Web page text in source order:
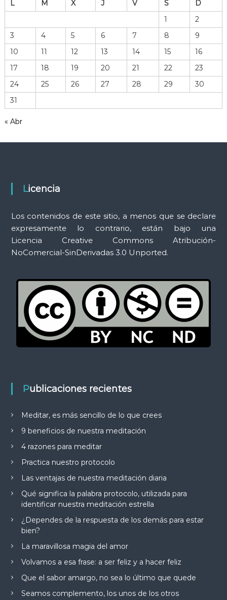
o
h
r
r
m
i
n
L M X J V S
D
1
2
3
4 5 6 7 8
9
10
11 12 13 14 15
16
17
18 19 20 21 22
23
24
25 26 27 28 29
30
31
« Abr
Licencia
Los contenidos de este sitio, a menos que se declare
expresamente lo contrario, están bajo una
Licencia Creative Commons Atribución-
NoComercial-SinDerivadas 3.0 Unported.
Publicaciones recientes
Meditar, es más sencillo de lo que crees
9 beneficios de nuestra meditación
4 razones para meditar
Practica nuestro protocolo
Las ventajas de nuestra meditación diaria
Qué significa la palabra protocolo, utilizada para
identificar nuestra meditación estrella
¿Dependes de la respuesta de los demás para estar
bien?
La maravillosa magia del amor
Volvamos a esa frase: a ser feliz y a hacer feliz
Que el sabor amargo, no sea lo último que quede
Seamos complemento, los unos de los otros